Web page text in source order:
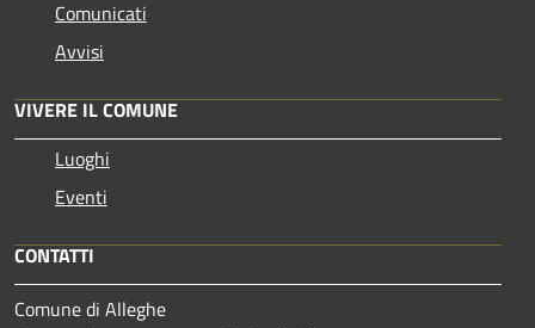
Comunicati
Avvisi
VIVERE IL COMUNE
Luoghi
Eventi
CONTATTI
Comune di Alleghe